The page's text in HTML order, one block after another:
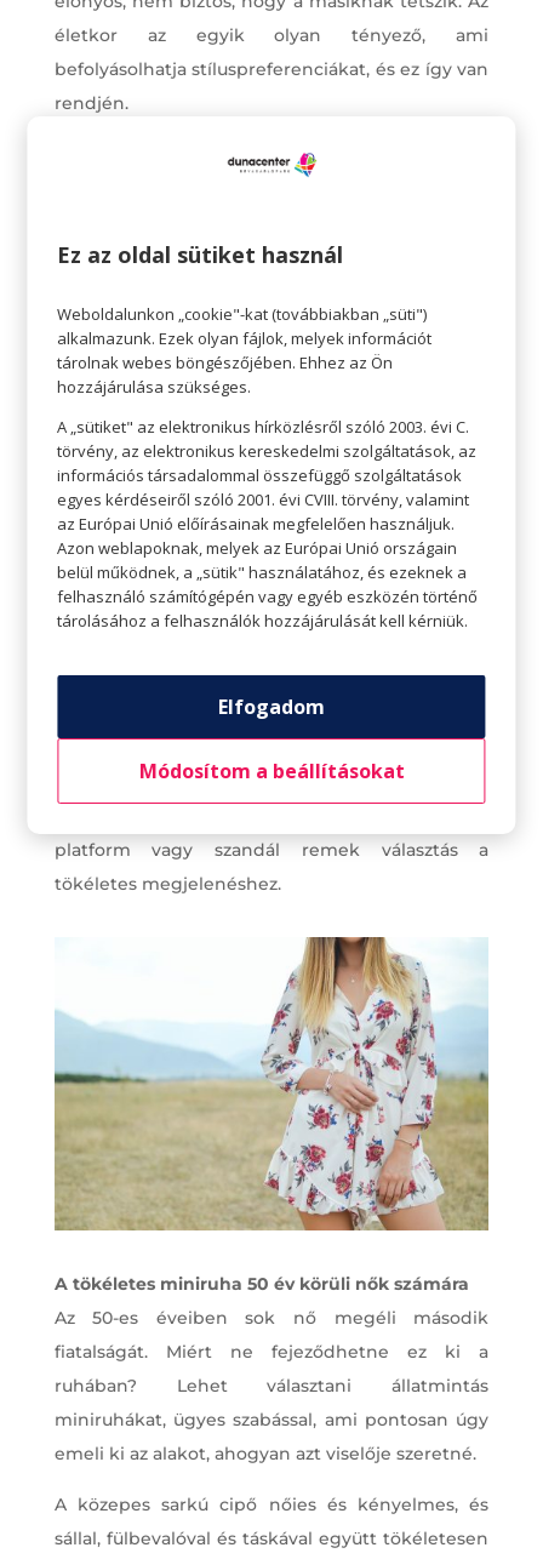
életkor az egyik olyan tényező, ami
befolyásolhatja stíluspreferenciákat, és ez így van
rendjén.
Miniruha-ötlet 30 év körüli nők számára
elemeivel, hogy érdekes megjelenést
pamutot és lenvászont választani, és kombinálni
a semleges színeket élénk kiegészítőkkel.
egy vékony kabát könnyedén felvehető
mindegyik ruhához.
Ideális miniruha 40 év körüli nők számára
A 40-es éveiben járó nő választhat egyszerű,
élénk színű ruhákat. Vagy ha szereti a teljesen
fekete ruhákat, válasszon olyan ruhát, amin van
ruhára tereli a figyelmet és nem azokra a kis
testalkathibákra, amiket el akar rejteni.
Az ékszerek elengedhetetlenek ahhoz, hogy a
platform vagy szandál remek választás a
tökéletes megjelenéshez.
A tökéletes miniruha 50 év körüli nők számára
Az 50-es éveiben sok nő megéli második
fiatalságát. Miért ne fejeződhetne ez ki a
ruhában? Lehet választani állatmintás
miniruhákat, ügyes szabással, ami pontosan úgy
emeli ki az alakot, ahogyan azt viselője szeretné.
A közepes sarkú cipő nőies és kényelmes, és
sállal, fülbevalóval és táskával együtt tökéletesen
Ez az oldal sütiket használ
Weboldalunkon „cookie"-kat (továbbiakban „süti")
alkalmazunk. Ezek olyan fájlok, melyek információt
tárolnak webes böngészőjében. Ehhez az Ön
hozzájárulása szükséges.
A „sütiket" az elektronikus hírközlésről szóló 2003. évi C.
törvény, az elektronikus kereskedelmi szolgáltatások, az
információs társadalommal összefüggő szolgáltatások
egyes kérdéseiről szóló 2001. évi CVIII. törvény, valamint
az Európai Unió előírásainak megfelelően használjuk.
Azon weblapoknak, melyek az Európai Unió országain
belül működnek, a „sütik" használatához, és ezeknek a
felhasználó számítógépén vagy egyéb eszközén történő
tárolásához a felhasználók hozzájárulását kell kérniük.
Elfogadom
Módosítom a beállításokat